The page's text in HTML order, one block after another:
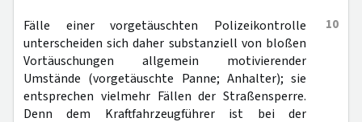
10
Fälle einer vorgetäuschten Polizeikontrolle
unterscheiden sich daher substanziell von bloßen
Vortäuschungen allgemein motivierender
Umstände (vorgetäuschte Panne; Anhalter); sie
entsprechen vielmehr Fällen der Straßensperre.
Denn dem Kraftfahrzeugführer ist bei der